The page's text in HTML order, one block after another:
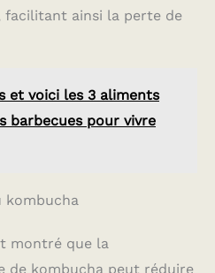
facilitant ainsi la perte de
et voici les 3 aliments
barbecues pour vivre
kombucha
montré que la
de kombucha peut réduire